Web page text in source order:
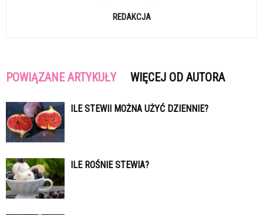
REDAKCJA
POWIĄZANE ARTYKUŁY WIĘCEJ OD AUTORA
ILE STEWII MOŻNA UŻYĆ DZIENNIE?
ILE ROŚNIE STEWIA?